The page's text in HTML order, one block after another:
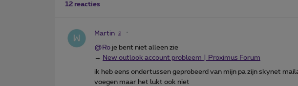
12 reacties
Martin
@Ro je bent niet alleen zie
→ New outlook account probleem | Proximus Forum
ik heb eens ondertussen geprobeerd van mijn pa zijn skynet
voegen maar het lukt ook niet